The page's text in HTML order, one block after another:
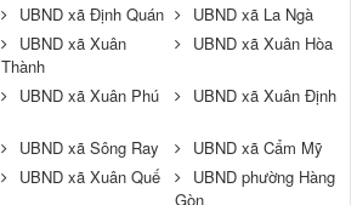
UBND xã Định Quán
UBND xã La Ngà
UBND xã Xuân
Thành
UBND xã Xuân Hòa
UBND xã Xuân Phú UBND xã Xuân Định
UBND xã Sông Ray
UBND xã Cẩm Mỹ
UBND xã Xuân Quế
UBND phường Hàng
Gòn